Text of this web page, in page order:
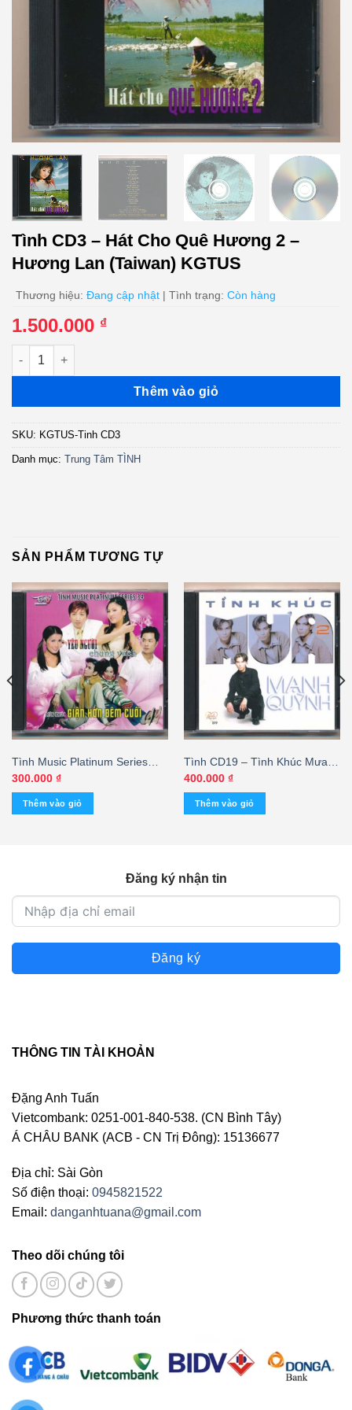
Tình CD3 – Hát Cho Quê Hương 2 –
Hương Lan (Taiwan) KGTUS
Thương hiệu: Đang cập nhật | Tình trạng: Còn hàng
1.500.000 ₫
Tình CD3 - Hát Cho Quê Hương 2 - Hương Lan (Taiwan)
Thêm vào giỏ
SKU: KGTUS-Tinh CD3
Danh mục: Trung Tâm TÌNH
SẢN PHẨM TƯƠNG TỰ
Tình Music Platinum Series
CD34 – Yêu Người Chung
Vách
300.000 ₫
Thêm vào giỏ
Tình CD19 – Tình Khúc Mưa 2
– Mạnh Quỳnh (DADR)
400.000 ₫
Thêm vào giỏ
Đăng ký nhận tin
Đăng ký
THÔNG TIN TÀI KHOẢN
Đặng Anh Tuấn
Vietcombank: 0251-001-840-538. (CN Bình Tây)
Á CHÂU BANK (ACB - CN Trị Đông): 15136677
Địa chỉ: Sài Gòn
Số điện thoại: 0945821522
Email: danganhtuana@gmail.com
Theo dõi chúng tôi
Phương thức thanh toán